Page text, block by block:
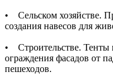
• Сельском хозяйстве.
создания навесов для
• Строительстве. Тенты
ограждения фасадов от
пешеходов.